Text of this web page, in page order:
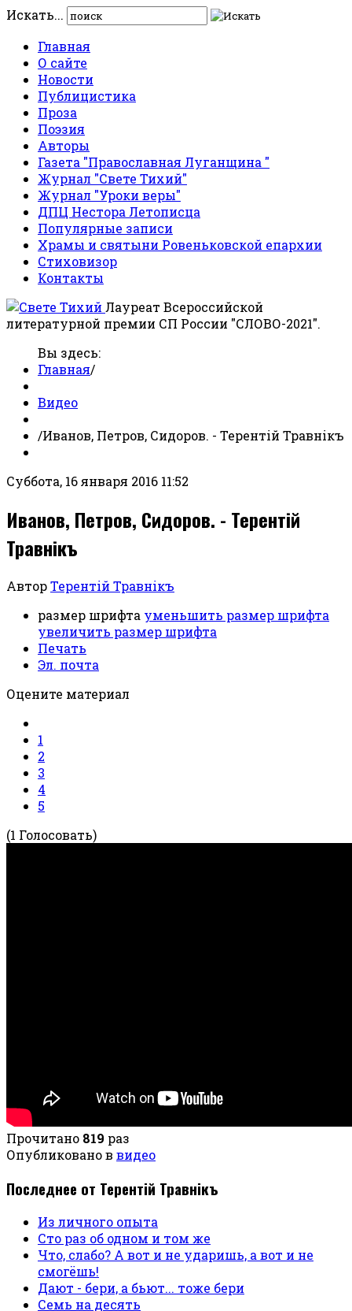
Искать...
Главная
О сайте
Новости
Публицистика
Проза
Поэзия
Авторы
Газета "Православная Луганщина "
Журнал "Свете Тихий"
Журнал "Уроки веры"
ДПЦ Нестора Летописца
Популярные записи
Храмы и святыни Ровеньковской епархии
Стиховизор
Контакты
Лауреат Всероссийской
литературной премии СП России "СЛОВО-2021".
Вы здесь:
Главная/
Видео
/Иванов, Петров, Сидоров. - Терентiй Травнiкъ
Суббота, 16 января 2016 11:52
Иванов, Петров, Сидоров. - Терентiй
Травнiкъ
АвторТерентiй Травнiкъ
размер шрифта уменьшить размер шрифта
увеличить размер шрифта
Печать
Эл. почта
Оцените материал
1
2
3
4
5
(1 Голосовать)
Прочитано 819 раз
Опубликовано в видео
Последнее от Терентiй Травнiкъ
Из личного опыта
Сто раз об одном и том же
Что, слабо? А вот и не ударишь, а вот и не
смогёшь!
Дают - бери, а бьют... тоже бери
Семь на десять